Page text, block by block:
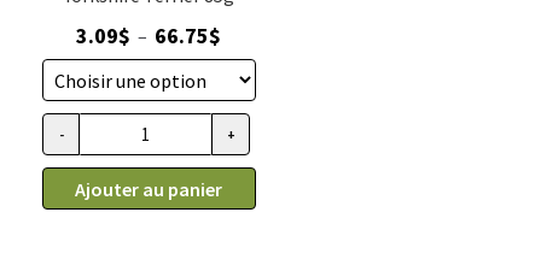
3.09$ – 66.75$
de
prix :
3.09$
à
66.75$
quantité
de
Conserve
- +
Ajouter au panier